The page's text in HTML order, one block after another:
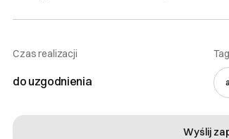
Czas realizacji
do uzgodnienia
Wyślij